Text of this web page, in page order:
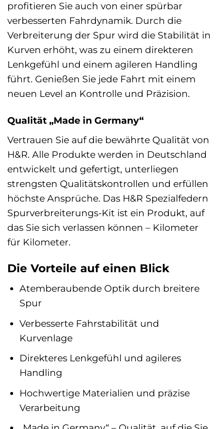
profitieren Sie auch von einer spürbar
verbesserten Fahrdynamik. Durch die
Verbreiterung der Spur wird die Stabilität in
Kurven erhöht, was zu einem direkteren
Lenkgefühl und einem agileren Handling
führt. Genießen Sie jede Fahrt mit einem
neuen Level an Kontrolle und Präzision.
Qualität „Made in Germany“
Vertrauen Sie auf die bewährte Qualität von
H&R. Alle Produkte werden in Deutschland
entwickelt und gefertigt, unterliegen
strengsten Qualitätskontrollen und erfüllen
höchste Ansprüche. Das H&R Spezialfedern
Spurverbreiterungs-Kit ist ein Produkt, auf
das Sie sich verlassen können – Kilometer
für Kilometer.
Die Vorteile auf einen Blick
Atemberaubende Optik durch breitere
Spur
Verbesserte Fahrstabilität und
Kurvenlage
Direkteres Lenkgefühl und agileres
Handling
Hochwertige Materialien und präzise
Verarbeitung